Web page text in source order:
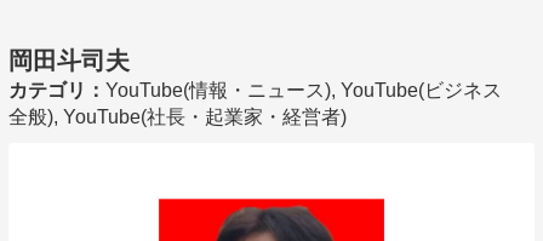
岡田斗司夫
カテゴリ： YouTube(情報・ニュース), YouTube(ビジネス
全般), YouTube(社長・起業家・経営者)